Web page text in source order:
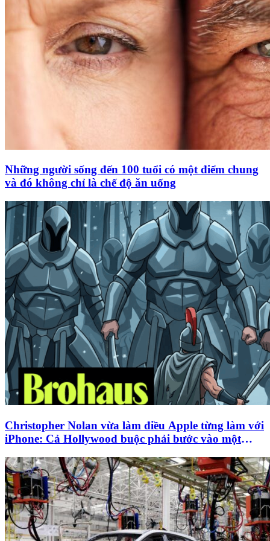
Những người sống đến 100 tuổi có một điểm chung
và đó không chỉ là chế độ ăn uống
Christopher Nolan vừa làm điều Apple từng làm với
iPhone: Cả Hollywood buộc phải bước vào một